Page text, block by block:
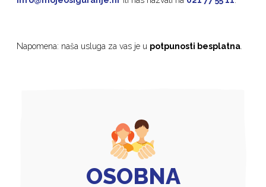
Napomena: naša usluga za vas je u potpunosti besplatna
OSOBNA